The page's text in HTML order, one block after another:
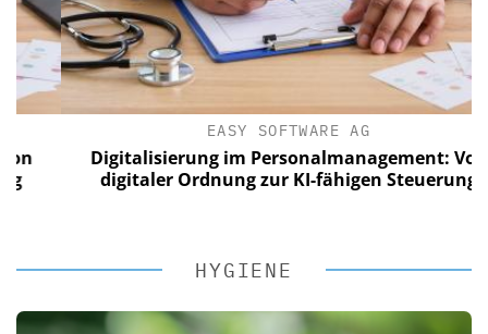
EASY SOFTWARE AG
Digitalisierung im Personalmanagement: Von
digitaler Ordnung zur KI-fähigen Steuerung
HYGIENE